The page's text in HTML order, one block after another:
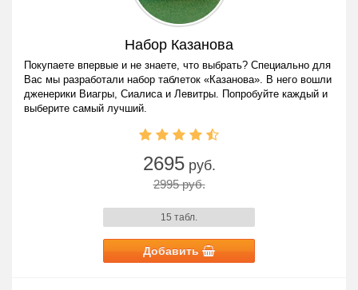
Набор Казанова
Покупаете впервые и не знаете, что выбрать? Специально для
Вас мы разработали набор таблеток «Казанова». В него вошли
дженерики Виагры, Сиалиса и Левитры. Попробуйте каждый и
выберите самый лучший.
2695руб.
2995 руб.
15 табл.
Добавить